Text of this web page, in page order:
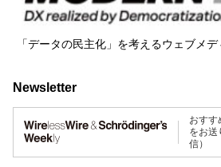
「データの民主化」を考えるウェブメデ
Newsletter
おすす
をお送
信）